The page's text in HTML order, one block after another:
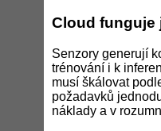
Cloud funguje
Senzory generují
trénování i k
musí škálovat
požadavků
náklady a v